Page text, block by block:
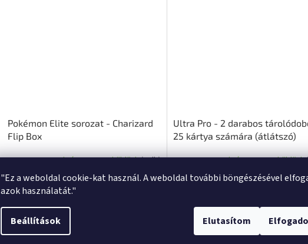
"Ez a weboldal cookie-kat használ. A weboldal további böngészésével
azok használatát."
Beállítások Elutasítom
Pokémon Elite sorozat - Charizard
Flip Box
Raktáron - most küldünk(3 db)
10 300 Ft
Ultra Pro - 2 darabos
25 kártya számára (átlátszó)
Raktáron - most küldünk